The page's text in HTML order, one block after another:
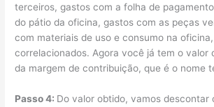
terceiros, gastos com a folha de
do pátio da oficina, gastos com as peças
com materiais de uso e consumo na
correlacionados. Agora você já tem o valor
da margem de contribuição, que é o nome
Passo 4: Do valor obtido, vamos descontar